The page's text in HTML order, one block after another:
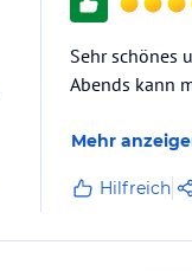
Sehr schönes
Abends kann
Mehr
Hilfreich